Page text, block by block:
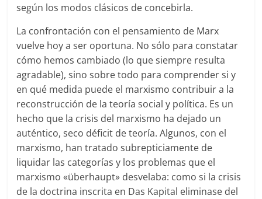
según los modos clásicos de concebirla.
La confrontación con el pensamiento de Marx
vuelve hoy a ser oportuna. No sólo para constatar
cómo hemos cambiado (lo que siempre resulta
agradable), sino sobre todo para comprender si y
en qué medida puede el marxismo contribuir a la
reconstrucción de la teoría social y política. Es un
hecho que la crisis del marxismo ha dejado un
auténtico, seco déficit de teoría. Algunos, con el
marxismo, han tratado subrepticiamente de
liquidar las categorías y los problemas que el
marxismo «überhaupt» desvelaba: como si la crisis
de la doctrina inscrita en Das Kapital eliminase del